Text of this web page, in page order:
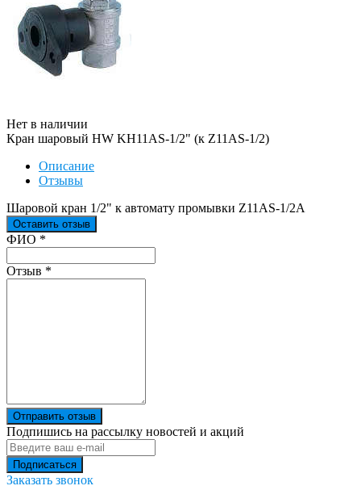
Нет в наличии
Кран шаровый HW KH11AS-1/2" (к Z11AS-1/2)
Описание
Отзывы
Шаровой кран 1/2" к автомату промывки Z11AS-1/2А
Оставить отзыв
Ваш отзыв был отправлен!
ФИО *
Отзыв *
Отправить отзыв
Подпишись на рассылку новостей и акций
Заказать звонок